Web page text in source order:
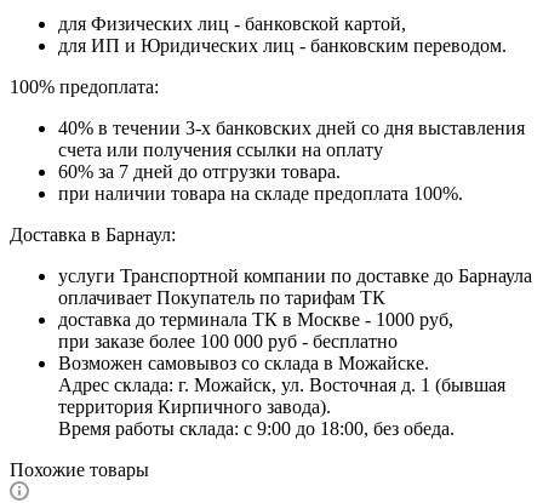
для Физических лиц - банковской картой,
для ИП и Юридических лиц - банковским переводом.
100% предоплата:
40% в течении 3-х банковских дней со дня выставления
счета или получения ссылки на оплату
60% за 7 дней до отгрузки товара.
при наличии товара на складе предоплата 100%.
Доставка в Барнаул:
услуги Транспортной компании по доставке до Барнаула
оплачивает Покупатель по тарифам ТК
доставка до терминала ТК в Москве - 1000 руб,
при заказе более 100 000 руб - бесплатно
Возможен самовывоз со склада в Можайске.
Адрес склада: г. Можайск, ул. Восточная д. 1 (бывшая
территория Кирпичного завода).
Время работы склада: с 9:00 до 18:00, без обеда.
Похожие товары